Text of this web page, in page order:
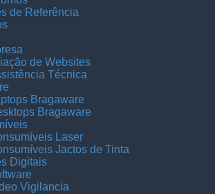
de Referência
de Websites
Técnica
Bragaware
Bragaware
Laser
Jactos de Tinta
Digitais
Vigilancia